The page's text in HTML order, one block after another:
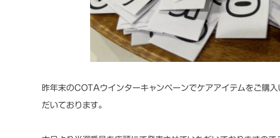
昨年末のCOTAウインターキャンペーンでケアアイテムをご購
だいております。